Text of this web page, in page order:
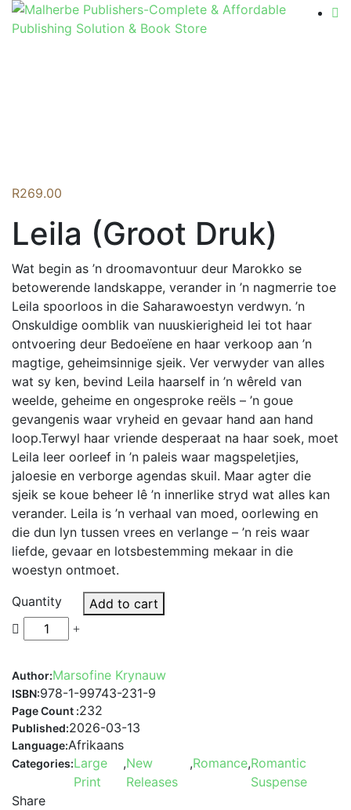
R269.00
Leila (Groot Druk)
Wat begin as ’n droomavontuur deur Marokko se
betowerende landskappe, verander in ’n nagmerrie toe
Leila spoorloos in die Saharawoestyn verdwyn. ’n
Onskuldige oomblik van nuuskierigheid lei tot haar
ontvoering deur Bedoeïene en haar verkoop aan ’n
magtige, geheimsinnige sjeik. Ver verwyder van alles
wat sy ken, bevind Leila haarself in ’n wêreld van
weelde, geheime en ongesproke reëls – ’n goue
gevangenis waar vryheid en gevaar hand aan hand
loop.Terwyl haar vriende desperaat na haar soek, moet
Leila leer oorleef in ’n paleis waar magspeletjies,
jaloesie en verborge agendas skuil. Maar agter die
sjeik se koue beheer lê ’n innerlike stryd wat alles kan
verander. Leila is ’n verhaal van moed, oorlewing en
die dun lyn tussen vrees en verlange – ’n reis waar
liefde, gevaar en lotsbestemming mekaar in die
woestyn ontmoet.
Quantity
Add to cart
Author:Marsofine Krynauw
ISBN:978-1-99743-231-9
Page Count :232
Published:2026-03-13
Language:Afrikaans
Categories:Large
Print
,New
Releases
,Romance,Romantic
Suspense
Share